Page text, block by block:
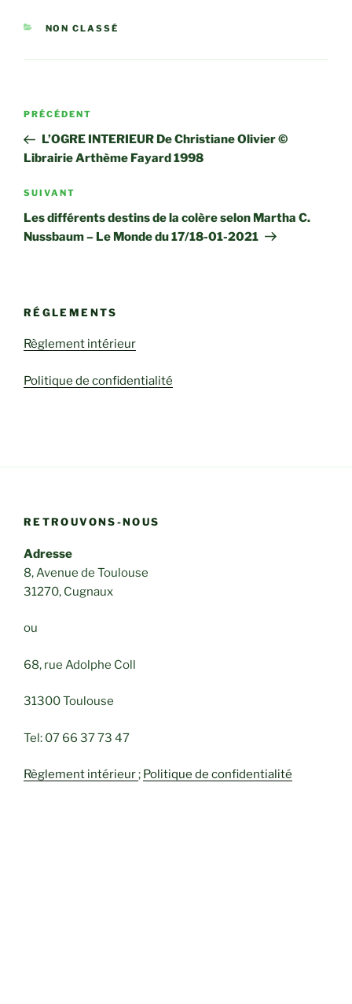
CATÉGORIES
NON CLASSÉ
Navigation
l’article
Article
précédent
PRÉCÉDENT
L’OGRE INTERIEUR De Christiane Olivier ©
Librairie Arthème Fayard 1998
Article
suivant
SUIVANT
Les différents destins de la colère selon Martha C.
Nussbaum – Le Monde du 17/18-01-2021
RÉGLEMENTS
Règlement intérieur
Politique de confidentialité
RETROUVONS-NOUS
Adresse
8, Avenue de Toulouse
31270, Cugnaux
ou
68, rue Adolphe Coll
31300 Toulouse
Tel: 07 66 37 73 47
Règlement intérieur; Politique de confidentialité